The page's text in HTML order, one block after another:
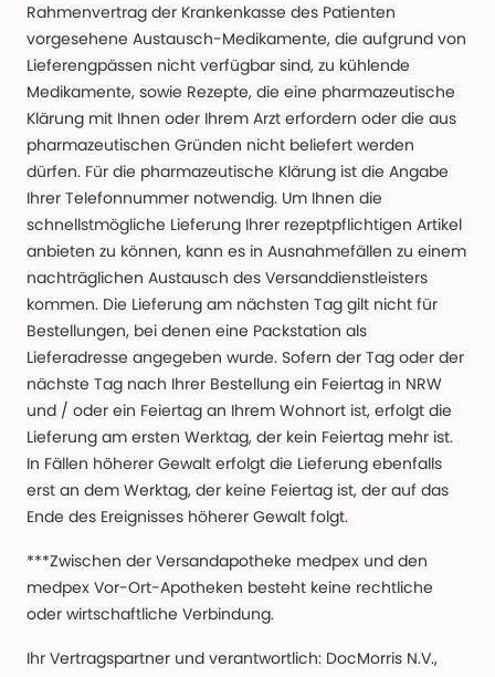
Rahmenvertrag der Krankenkasse des Patienten
vorgesehene Austausch-Medikamente, die aufgrund von
Lieferengpässen nicht verfügbar sind, zu kühlende
Medikamente, sowie Rezepte, die eine pharmazeutische
Klärung mit Ihnen oder Ihrem Arzt erfordern oder die aus
pharmazeutischen Gründen nicht beliefert werden
dürfen. Für die pharmazeutische Klärung ist die Angabe
Ihrer Telefonnummer notwendig. Um Ihnen die
schnellstmögliche Lieferung Ihrer rezeptpflichtigen Artikel
anbieten zu können, kann es in Ausnahmefällen zu einem
nachträglichen Austausch des Versanddienstleisters
kommen. Die Lieferung am nächsten Tag gilt nicht für
Bestellungen, bei denen eine Packstation als
Lieferadresse angegeben wurde. Sofern der Tag oder der
nächste Tag nach Ihrer Bestellung ein Feiertag in NRW
und / oder ein Feiertag an Ihrem Wohnort ist, erfolgt die
Lieferung am ersten Werktag, der kein Feiertag mehr ist.
In Fällen höherer Gewalt erfolgt die Lieferung ebenfalls
erst an dem Werktag, der keine Feiertag ist, der auf das
Ende des Ereignisses höherer Gewalt folgt.
***Zwischen der Versandapotheke medpex und den
medpex Vor-Ort-Apotheken besteht keine rechtliche
oder wirtschaftliche Verbindung.
Ihr Vertragspartner und verantwortlich: DocMorris N.V.,